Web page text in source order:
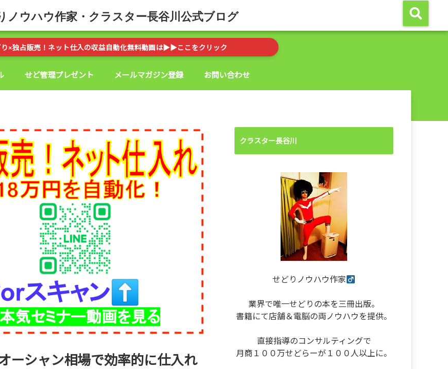
ノウハウ作家・クラスター長谷川公式ブログ
×独占販売！ネット仕入の収益自動化無料動画は▶︎▶︎ここをクリック
せど管理プレゼント メールマガジン登録 お問い合わせ
ーシャン相場で効率的に仕入れ
クラスター長谷川
せどりノウハウ作家
業界で唯一せどりの本を三冊出版。
書籍にて店舗＆電脳の両ノウハウを提供。
直接指導のコンサルティングで
月商１００万せどらーが１００人以上に。